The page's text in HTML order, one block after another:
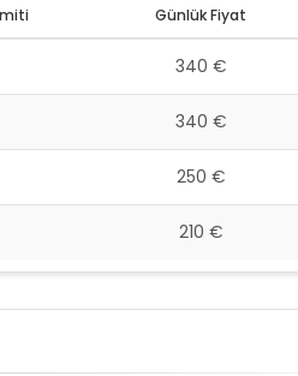
Günlük Fiyat
340 €
340 €
250 €
210 €